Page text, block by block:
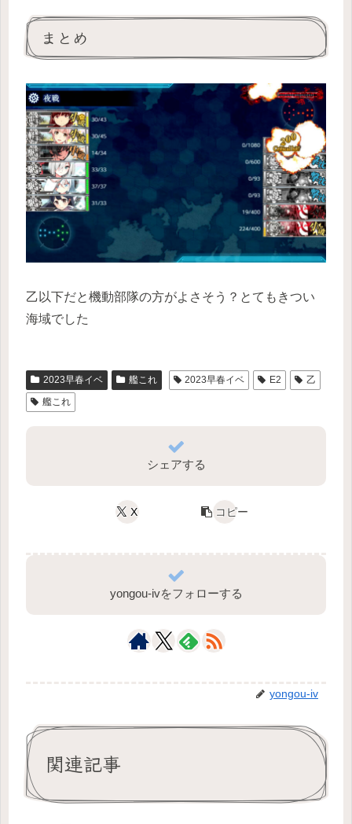
まとめ
乙以下だと機動部隊の方がよさそう？とてもきつい
海域でした
2023早春イベ 艦これ 2023早春イベ E2
乙
艦これ
シェアする
X コピー
yongou-ivをフォローする
yongou-iv
関連記事